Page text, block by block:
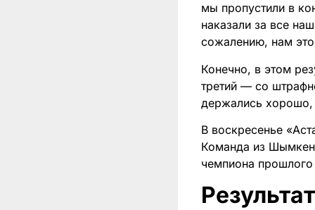
мы пропустили в
наказали за все
сожалению, нам
Конечно, в этом
третий — со
держались хорошо,
В воскресенье
Команда из
чемпиона